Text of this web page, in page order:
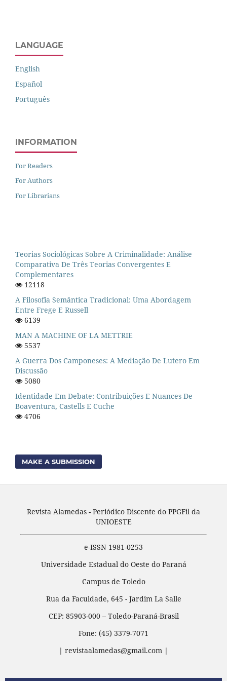
LANGUAGE
English
Español
Português
INFORMATION
For Readers
For Authors
For Librarians
Teorias Sociológicas Sobre A Criminalidade: Análise
Comparativa De Três Teorias Convergentes E
Complementares
12118
A Filosofia Semântica Tradicional: Uma Abordagem
Entre Frege E Russell
6139
MAN A MACHINE OF LA METTRIE
5537
A Guerra Dos Camponeses: A Mediação De Lutero Em
Discussão
5080
Identidade Em Debate: Contribuições E Nuances De
Boaventura, Castells E Cuche
4706
MAKE A SUBMISSION
Revista Alamedas - Periódico Discente do PPGFil da
UNIOESTE
e-ISSN 1981-0253
Universidade Estadual do Oeste do Paraná
Campus de Toledo
Rua da Faculdade, 645 - Jardim La Salle
CEP: 85903-000 – Toledo-Paraná-Brasil
Fone: (45) 3379-7071
| revistaalamedas@gmail.com |